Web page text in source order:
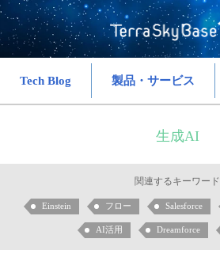
Tech Blog 製品・サービス
生成AI
関連するキーワード
Einstein フロー Salesforce
AI活用 Dreamforce